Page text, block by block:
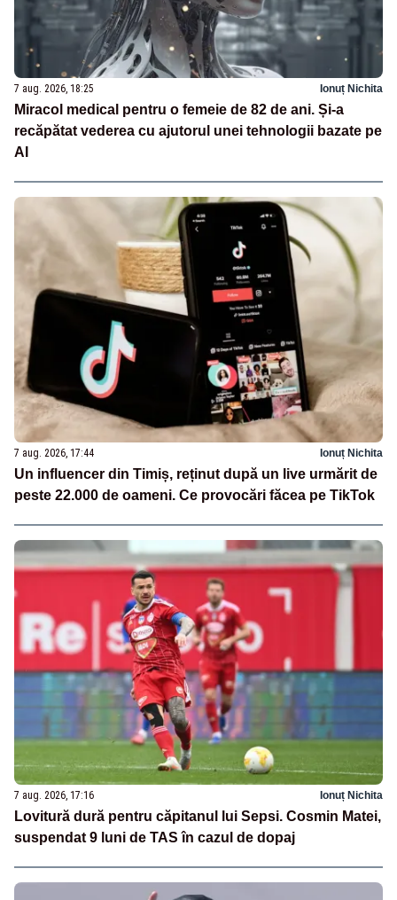
7 aug. 2026, 18:25 Ionuț Nichita
Miracol medical pentru o femeie de 82 de ani. Și-a
recăpătat vederea cu ajutorul unei tehnologii bazate pe
AI
7 aug. 2026, 17:44 Ionuț Nichita
Un influencer din Timiș, reținut după un live urmărit de
peste 22.000 de oameni. Ce provocări făcea pe TikTok
7 aug. 2026, 17:16 Ionuț Nichita
Lovitură dură pentru căpitanul lui Sepsi. Cosmin Matei,
suspendat 9 luni de TAS în cazul de dopaj